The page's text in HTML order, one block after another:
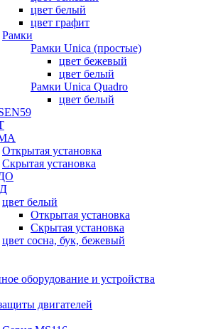
цвет белый
цвет графит
Рамки
Рамки Unica (простые)
цвет бежевый
цвет белый
Рамки Unica Quadro
цвет белый
Открытая установка
Скрытая установка
цвет белый
Открытая установка
Скрытая установка
цвет сосна, бук, бежевый
оборудование и устройства
двигателей